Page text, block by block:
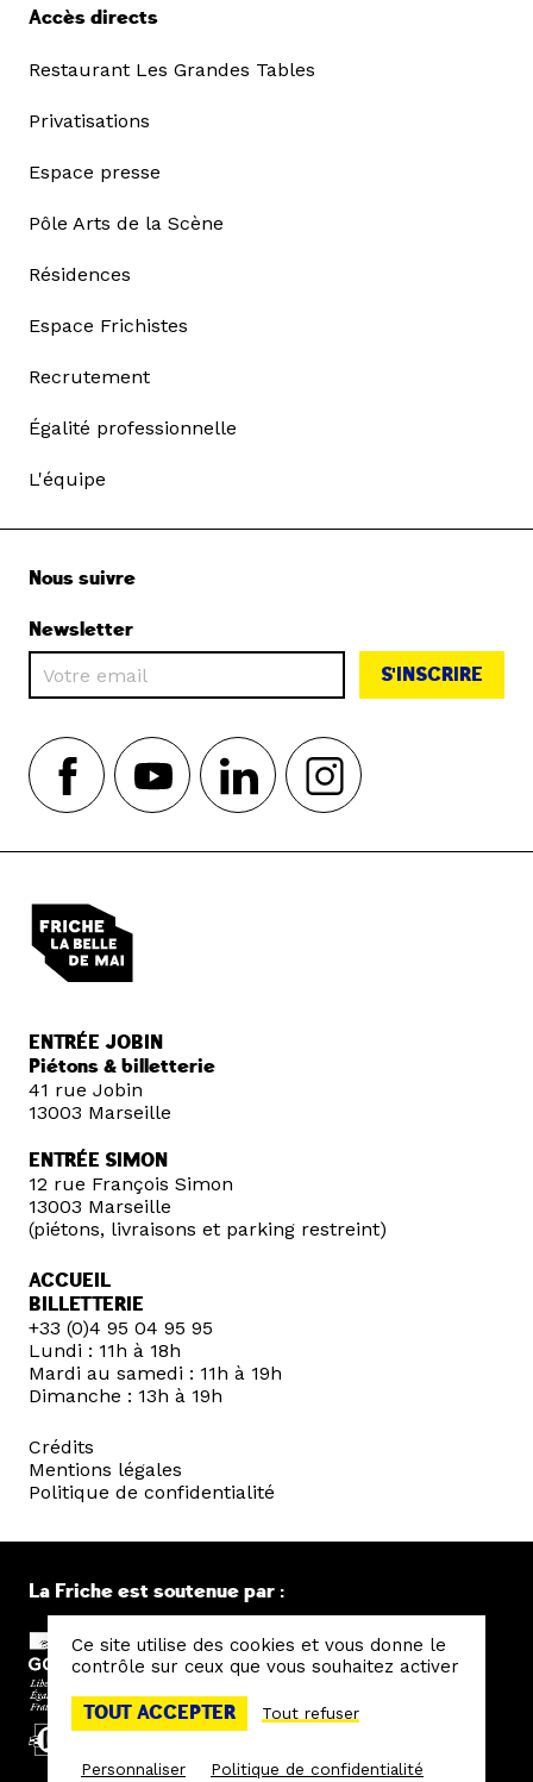
Accès directs
Restaurant Les Grandes Tables
Privatisations
Espace presse
Pôle Arts de la Scène
Résidences
Espace Frichistes
Recrutement
Égalité professionnelle
L'équipe
Nous suivre
Newsletter
S'INSCRIRE
ENTRÉE JOBIN
Piétons & billetterie
41 rue Jobin
13003 Marseille
ENTRÉE SIMON
12 rue François Simon
13003 Marseille
(piétons, livraisons et parking restreint)
ACCUEIL
BILLETTERIE
+33 (0)4 95 04 95 95
Lundi : 11h à 18h
Mardi au samedi : 11h à 19h
Dimanche : 13h à 19h
Crédits
Mentions légales
Politique de confidentialité
La Friche est soutenue par :
Ce site utilise des cookies et vous donne le
contrôle sur ceux que vous souhaitez activer
TOUT ACCEPTER Tout refuser
Personnaliser Politique de confidentialité